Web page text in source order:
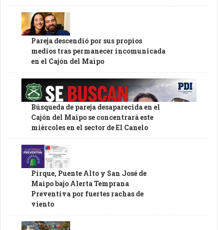
Pareja descendió por sus propios
medios tras permanecer incomunicada
en el Cajón del Maipo
Búsqueda de pareja desaparecida en el
Cajón del Maipo se concentrará este
miércoles en el sector de El Canelo
Pirque, Puente Alto y San José de
Maipo bajo Alerta Temprana
Preventiva por fuertes rachas de
viento